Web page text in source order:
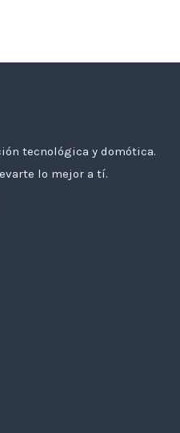
tecnológica y domótica.
lo mejor a tí.